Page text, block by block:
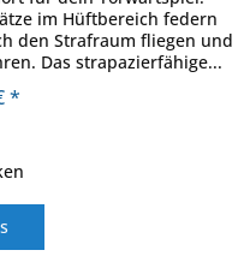
im Hüftbereich federn
den Strafraum fliegen und
Das strapazierfähige...
*